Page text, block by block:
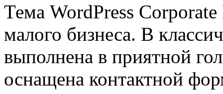
Тема WordPress
малого бизнеса. В
выполнена в приятной
оснащена контактной